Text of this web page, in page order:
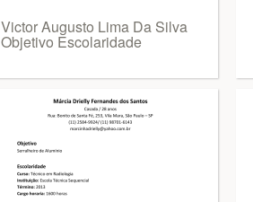
Victor Augusto Lima Da Silva
Objetivo Escolaridade